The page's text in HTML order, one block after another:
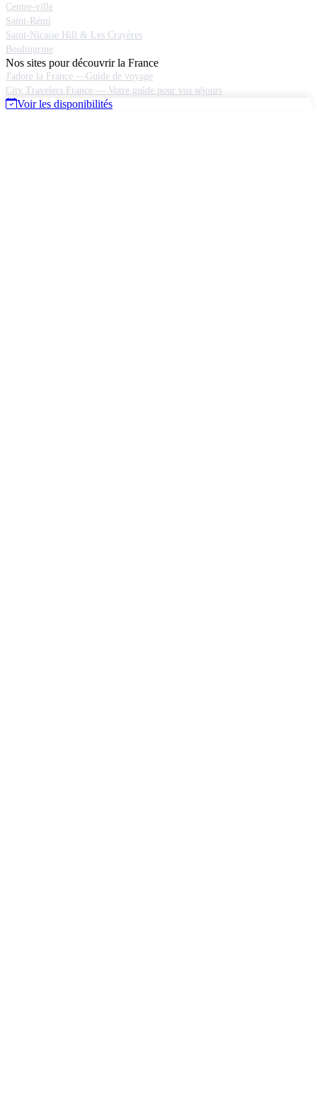
Centre-ville
Saint-Rémi
Saint-Nicaise Hill & Les Crayères
Boulingrine
Nos sites pour découvrir la France
J'adore la France —Guide de voyage
City Travelers France — Votre guide pour vos séjours
Voir les disponibilités